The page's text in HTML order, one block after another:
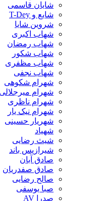
شایان قاسمی
شایع و T-Dey
شروین شایا
شهاب اکبری
شهاب رمضان
شهاب شکور
شهاب مظفری
شهاب نجفی
شهرام شکوهی
شهرام میرجلالی
شهرام ناظری
شهرام نیک یار
شهریار حسینی
شهیاد
شیث رضایی
شیرازیس باند
صادق آبان
صادق صفدریان
صالح رضایی
صبا یوسفی
صدرا AV